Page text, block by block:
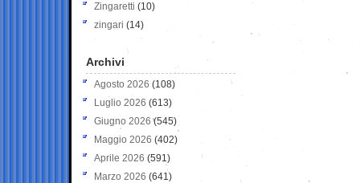
Zingaretti (10)
zingari (14)
Archivi
Agosto 2026 (108)
Luglio 2026 (613)
Giugno 2026 (545)
Maggio 2026 (402)
Aprile 2026 (591)
Marzo 2026 (641)